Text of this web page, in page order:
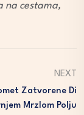
na cestama,
NEXT
Zatvorene Di
Mrzlom Polju